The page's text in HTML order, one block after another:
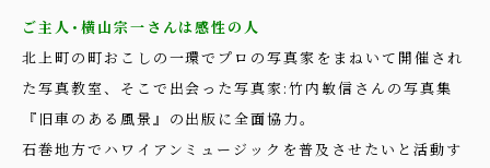
ご主人･横山宗一さんは感性の人
北上町の町おこしの一環でプロの写真家をまねいて開催され
た写真教室、そこで出会った写真家:竹内敏信さんの写真集
『旧車のある風景』の出版に全面協力。
石巻地方でハワイアンミュージックを普及させたいと活動す